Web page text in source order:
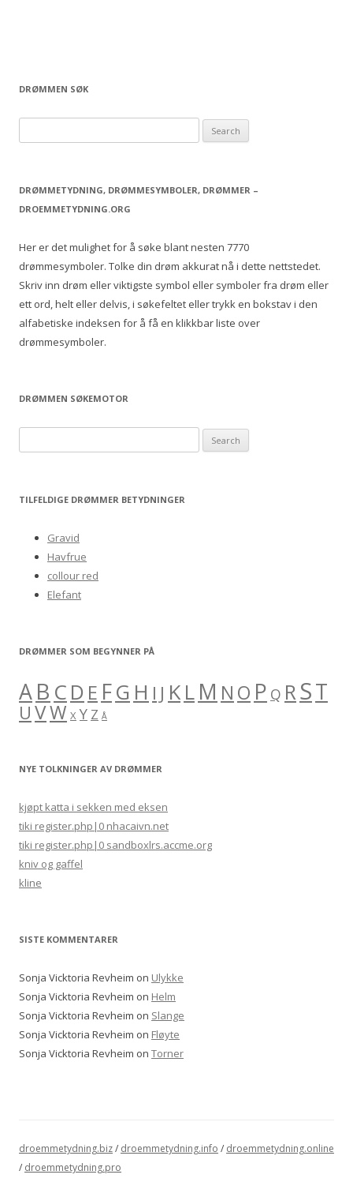
DRØMMEN SØK
e
r
c
f
o
r
DRØMMETYDNING, DRØMMESYMBOLER, DRØMMER –
DROEMMETYDNING.ORG
Her er det mulighet for å søke blant nesten 7770
drømmesymboler. Tolke din drøm akkurat nå i dette nettstedet.
Skriv inn drøm eller viktigste symbol eller symboler fra drøm eller
ett ord, helt eller delvis, i søkefeltet eller trykk en bokstav i den
alfabetiske indeksen for å få en klikkbar liste over
drømmesymboler.
DRØMMEN SØKEMOTOR
e
rTILFELDIGE DRØMMER BETYDNINGER
Gravid
Havfrue
collour red
Elefant
DRØMMER SOM BEGYNNER PÅ
AB C D E FG H I J KLM N O P Q RST
U VW X Y Z Å
NYE TOLKNINGER AV DRØMMER
kjøpt katta i sekken med eksen
tiki register.php|0 nhacaivn.net
tiki register.php|0 sandboxlrs.accme.org
kniv og gaffel
kline
SISTE KOMMENTARER
Sonja Vicktoria Revheim on Ulykke
Sonja Vicktoria Revheim on Helm
Sonja Vicktoria Revheim on Slange
Sonja Vicktoria Revheim on Fløyte
Sonja Vicktoria Revheim on Torner
droemmetydning.biz/ droemmetydning.info / droemmetydning.online
/ droemmetydning.pro